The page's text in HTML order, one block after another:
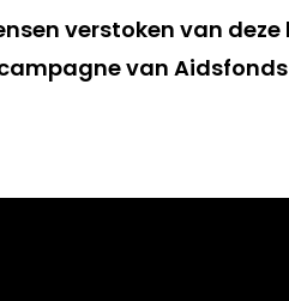
verstoken van
van